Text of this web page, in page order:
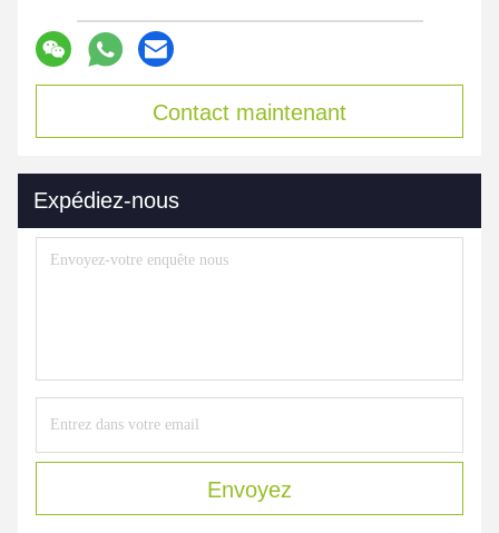
Contact maintenant
Expédiez-nous
Envoyez